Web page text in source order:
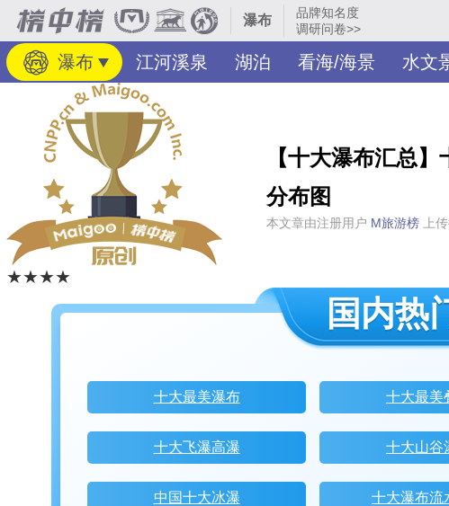
瀑布
品牌知名度
调研问卷>>
瀑布 江河溪泉 湖泊 看海/海景 水文
★★★★
【十大瀑布汇总
分布图
本文章由注册用户 M旅游榜 上
国内热
十大最美瀑布 十大最美
十大飞瀑高瀑 十大山谷
中国十大冰瀑 十大瀑布流